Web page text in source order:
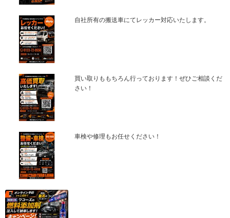
自社所有の搬送車にてレッカー対応いたします。
買い取りももちろん行っております！ぜひご相談くだ
さい！
車検や修理もお任せください！